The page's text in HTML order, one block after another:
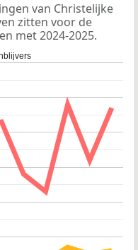
van Christelijke
zitten voor de
met 2024-2025.